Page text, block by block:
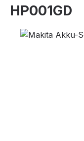
HP001GD
Bildergalerie